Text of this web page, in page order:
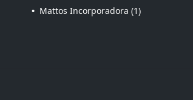
• Mattos Incorporadora (1)